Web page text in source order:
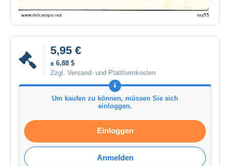
5,95 €
± 6,88 $
Zzgl. Versand- und Plattformkosten
Um kaufen zu können, müssen Sie sich
einloggen.
Einloggen
Anmelden